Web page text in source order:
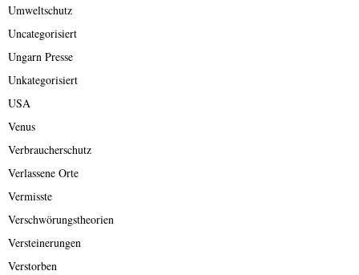
Umweltschutz
Uncategorisiert
Ungarn Presse
Unkategorisiert
USA
Venus
Verbraucherschutz
Verlassene Orte
Vermisste
Verschwörungstheorien
Versteinerungen
Verstorben